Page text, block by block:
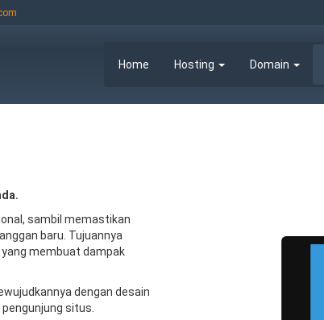
Home Hosting Domain
sambil memastikan
baru. Tujuannya
membuat dampak
dengan desain
situs.